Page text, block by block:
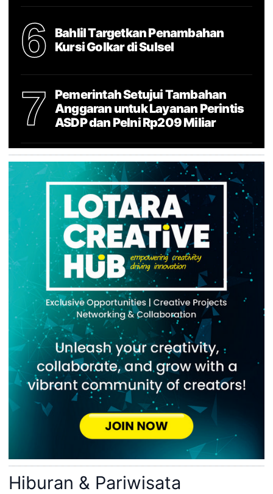
6
Bahlil Targetkan Penambahan
Kursi Golkar di Sulsel
7
Pemerintah Setujui Tambahan
Anggaran untuk Layanan Perintis
ASDP dan Pelni Rp209 Miliar
Hiburan & Pariwisata